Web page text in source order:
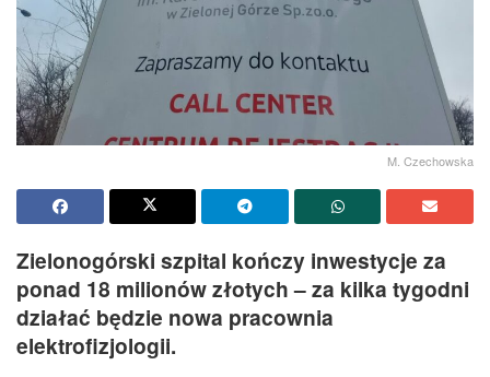
M. Czechowska
Zielonogórski szpital kończy inwestycje za
ponad 18 milionów złotych – za kilka tygodni
działać będzie nowa pracownia
elektrofizjologii.